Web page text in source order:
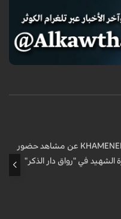
روايات صغيرة ينقلها الموقع الاخباري KHAMENEI.IR عن مشاهد حضور
الشهيد في "رواق دار الذكر"